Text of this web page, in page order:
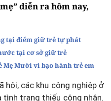
diễn ra hôm nay,
tại điểm giữ trẻ tự phát
tại cơ sở giữ trẻ
Mẹ Mười vì bạo hành trẻ em
hội, các khu công nghiệp ở
trạng thiếu công nhân.